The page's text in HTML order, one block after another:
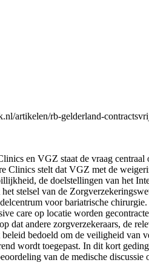
artikelen/rb-gelderland-
en VGZ staat de vraag
Clinics stelt dat VGZ met de
de doelstellingen van het
stelsel van de
voor bariatrische
care op locatie worden
dat andere zorgverzekeraars, de
bedoeld om de veiligheid van
wordt toegepast. In dit kort
van de medische discussie